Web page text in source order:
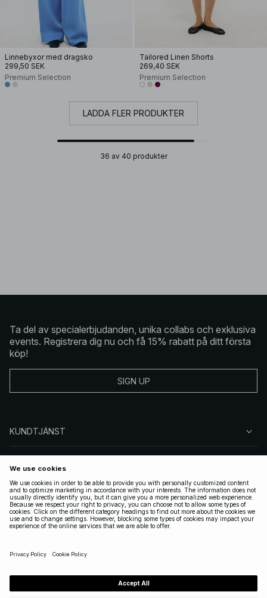
Linnebyxor med dragsko
299,50 SEK
Premium Selection
Tailored Linen Shorts
269,40 SEK
Premium Selection
LADDA FLER PRODUKTER
36 av 40 produkter
Ta del av specialerbjudanden, unika collabs och exklusiva
events. Registrera dig nu och få 15% rabatt på ditt första
köp!
SIGN UP
KUNDTJÄNST
FÖLJ OSS
JURIDISKT